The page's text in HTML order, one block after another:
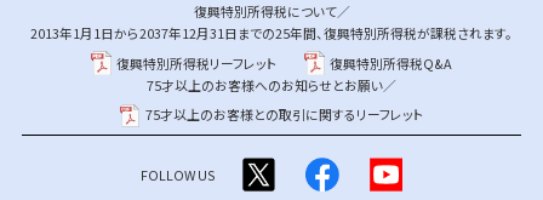
復興特別所得税について／
2013年1月1日から2037年12月31日までの25年間、復興特別所得税が課税されます。
復興特別所得税リーフレット
復興特別所得税Q&A
75才以上のお客様へのお知らせとお願い／
75才以上のお客様との取引に関するリーフレット
FOLLOW US